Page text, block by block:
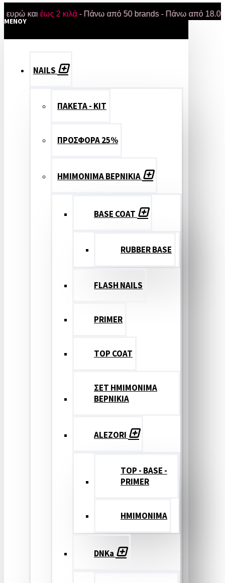
έως 2 κιλά- Πάνω από 50 brands - Πάνω από 18.000
MENOY
NAILS
ΠΑΚΕΤΑ - ΚΙΤ
ΠΡΟΣΦΟΡΑ 25%
ΗΜΙΜΟΝΙΜΑ ΒΕΡΝΙΚΙΑ
BASE COAT
RUBBER BASE
FLASH NAILS
PRIMER
TOP COAT
ΣΕΤ ΗΜΙΜΟΝΙΜΑ
ΒΕΡΝΙΚΙΑ
ALEZORI
TOP - BASE -
PRIMER
ΗΜΙΜΟΝΙΜΑ
DNKa